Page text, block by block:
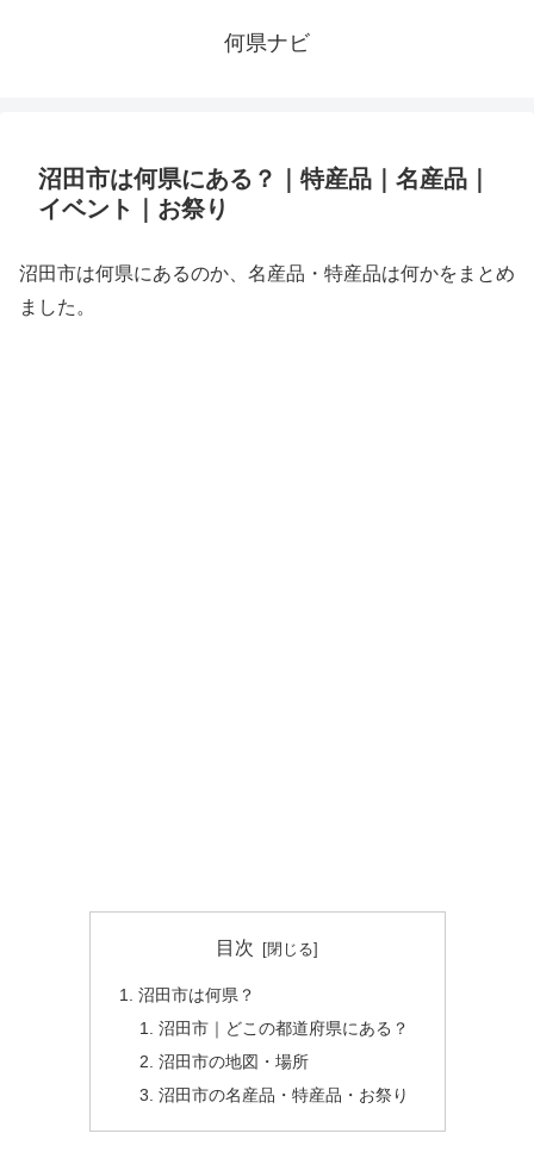
何県ナビ
沼田市は何県にある？｜特産品｜名産品｜
イベント｜お祭り
沼田市は何県にあるのか、名産品・特産品は何かをまとめ
ました。
目次
沼田市は何県？
沼田市｜どこの都道府県にある？
沼田市の地図・場所
沼田市の名産品・特産品・お祭り